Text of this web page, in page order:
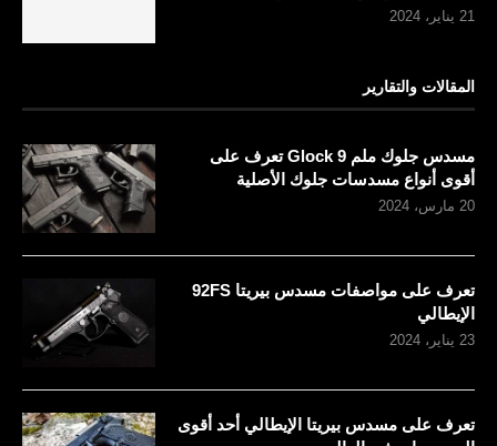
21 يناير، 2024
المقالات والتقارير
مسدس جلوك ملم 9 Glock تعرف على
أقوى أنواع مسدسات جلوك الأصلية
20 مارس، 2024
تعرف على مواصفات مسدس بيريتا 92FS
الإيطالي
23 يناير، 2024
تعرف على مسدس بيريتا الإيطالي أحد أقوى